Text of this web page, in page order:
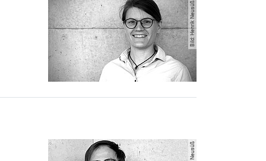
Technische Gebäudeausrüstung
Bild: Henrik Neusüß